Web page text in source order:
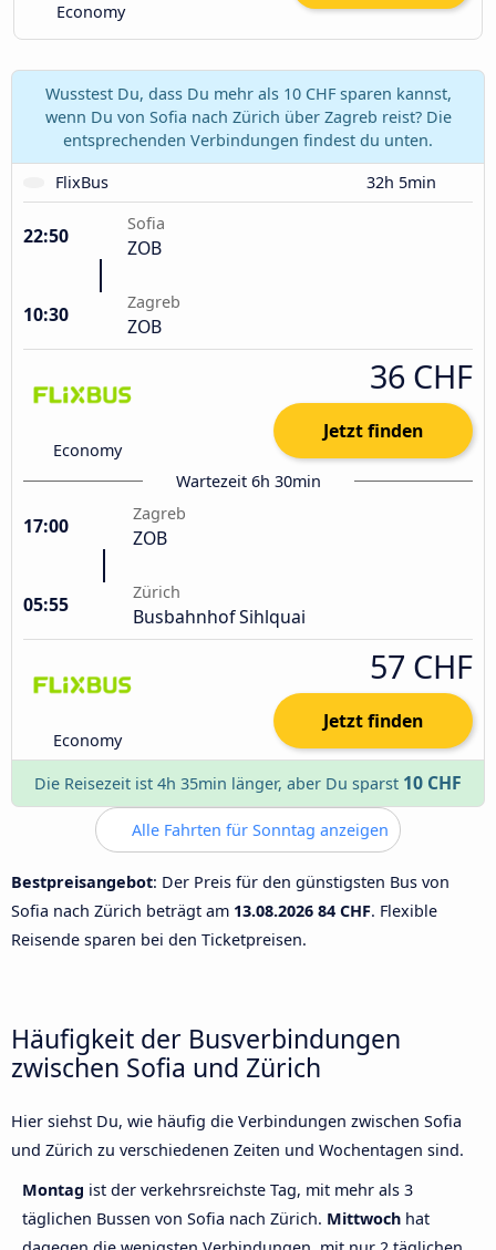
Economy
Wusstest Du, dass Du mehr als 10 CHF sparen kannst,
wenn Du von Sofia nach Zürich über Zagreb reist? Die
entsprechenden Verbindungen findest du unten.
FlixBus
32h 5min
22:50
Sofia
ZOB
10:30
Zagreb
ZOB
Economy
36 CHF
Jetzt finden
Wartezeit 6h 30min
17:00
Zagreb
ZOB
05:55
Zürich
Busbahnhof Sihlquai
Economy
57 CHF
Jetzt finden
Die Reisezeit ist 4h 35min länger, aber Du sparst 10 CHF
Alle Fahrten für Sonntag anzeigen
Bestpreisangebot: Der Preis für den günstigsten Bus von
Sofia nach Zürich beträgt am 13.08.2026 84 CHF. Flexible
Reisende sparen bei den Ticketpreisen.
Häufigkeit der Busverbindungen
zwischen Sofia und Zürich
Hier siehst Du, wie häufig die Verbindungen zwischen Sofia
und Zürich zu verschiedenen Zeiten und Wochentagen sind.
Montag ist der verkehrsreichste Tag, mit mehr als 3
täglichen Bussen von Sofia nach Zürich. Mittwoch hat